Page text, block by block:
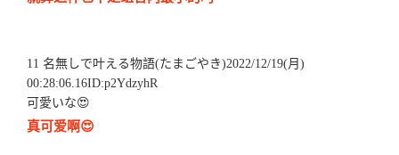
11 名無しで叶える物語(たまごやき)2022/12/19(月)
00:28:06.16ID:p2YdzyhR
可愛いな😍
真可爱啊😍